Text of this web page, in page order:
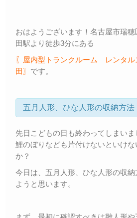
おはようございます！名古屋市瑞
田駅より徒歩3分にある
〖屋内型トランクルーム レンタル
田〗 です。
五月人形、ひな人形の収納方法
先日こどもの日も終わってしまいま
鯉のぼりなども片付けないといけ
か？
今日は、五月人形、ひな人形の収
ようと思います。